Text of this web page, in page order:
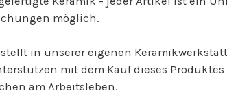
möglich.
in unserer eigenen
mit dem Kauf dieses
am Arbeitsleben.